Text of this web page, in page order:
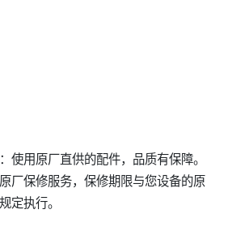
使用原厂直供的配件，品质有保障。
厂保修服务，保修期限与您设备的原
定执行。